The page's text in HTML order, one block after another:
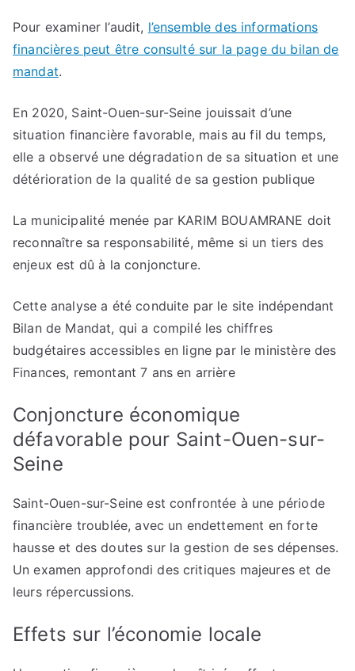
Pour examiner l’audit, l’ensemble des informations
financières peut être consulté sur la page du bilan de
mandat.
En 2020, Saint-Ouen-sur-Seine jouissait d’une
situation financière favorable, mais au fil du temps,
elle a observé une dégradation de sa situation et une
détérioration de la qualité de sa gestion publique
La municipalité menée par KARIM BOUAMRANE doit
reconnaître sa responsabilité, même si un tiers des
enjeux est dû à la conjoncture.
Cette analyse a été conduite par le site indépendant
Bilan de Mandat, qui a compilé les chiffres
budgétaires accessibles en ligne par le ministère des
Finances, remontant 7 ans en arrière
Conjoncture économique
défavorable pour Saint-Ouen-sur-
Seine
Saint-Ouen-sur-Seine est confrontée à une période
financière troublée, avec un endettement en forte
hausse et des doutes sur la gestion de ses dépenses.
Un examen approfondi des critiques majeures et de
leurs répercussions.
Effets sur l’économie locale